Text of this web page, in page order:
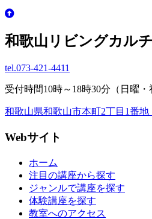
和歌山リビングカル
tel.073-421-4411
受付時間10時～18時30分（日曜・
和歌山県和歌山市本町2丁目1番
Webサイト
ホーム
注目の講座から探す
ジャンルで講座を探す
体験講座を探す
教室へのアクセス